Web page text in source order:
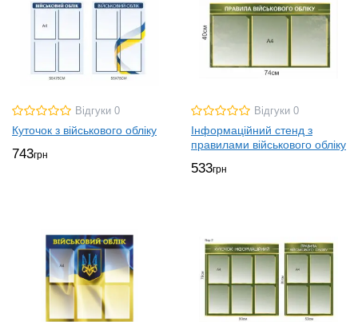
Відгуки 0
Куточок з військового обліку
743грн
Відгуки 0
Інформаційний стенд з
правилами військового обліку
533грн